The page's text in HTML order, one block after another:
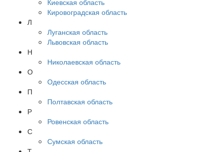
Киевская область
Кировоградская область
Л
Луганская область
Львовская область
Н
Николаевская область
О
Одесская область
П
Полтавская область
Р
Ровенская область
С
Сумская область